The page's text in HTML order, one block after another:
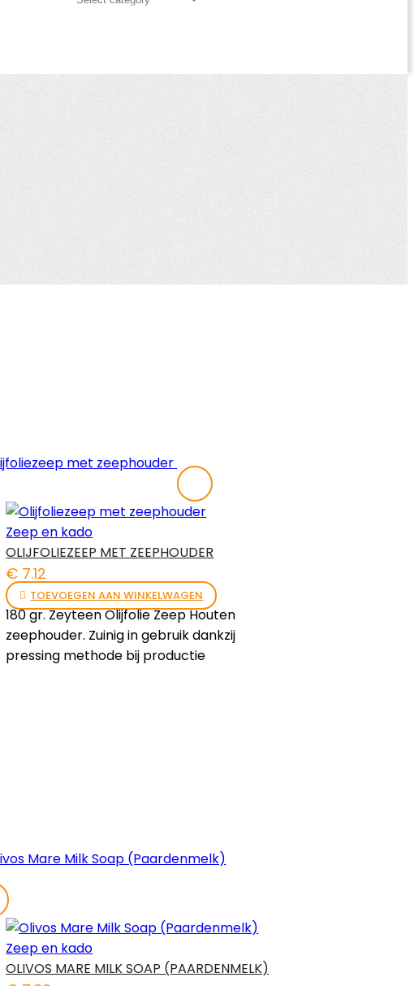
Zeep en kado
OLIJFOLIEZEEP MET ZEEPHOUDER
€ 7.12
TOEVOEGEN AAN WINKELWAGEN
180 gr. Zeyteen Olijfolie Zeep Houten
zeephouder. Zuinig in gebruik dankzij
pressing methode bij productie
Zeep en kado
OLIVOS MARE MILK SOAP (PAARDENMELK)